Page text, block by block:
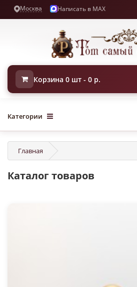
Москва Написать в MAX
Корзина 0 шт - 0 р.
Категории
Главная
Каталог товаров